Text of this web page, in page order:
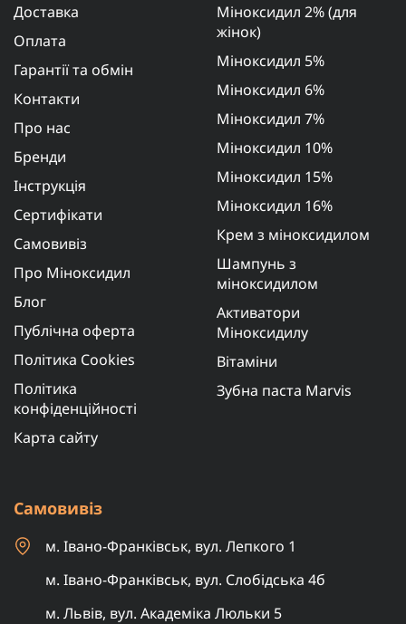
Доставка
Оплата
Гарантії та обмін
Контакти
Про нас
Бренди
Інструкція
Сертифікати
Самовивіз
Про Міноксидил
Блог
Публічна оферта
Політика Cookies
Політика
конфіденційності
Карта сайту
Міноксидил 2% (для
жінок)
Міноксидил 5%
Міноксидил 6%
Міноксидил 7%
Міноксидил 10%
Міноксидил 15%
Міноксидил 16%
Крем з міноксидилом
Шампунь з
міноксидилом
Активатори
Міноксидилу
Вітаміни
Зубна паста Marvis
Самовивіз
м. Івано-Франківськ, вул. Лепкого 1
м. Івано-Франківськ, вул. Слобідська 4б
м. Львів, вул. Академіка Люльки 5